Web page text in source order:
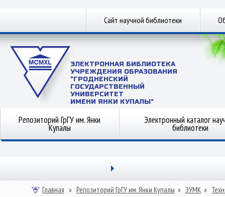
Сайт научной библиотеки
ЭЛЕКТРОННАЯ БИБЛИОТЕКА
УЧРЕЖДЕНИЯ ОБРАЗОВАНИЯ
"ГРОДНЕНСКИЙ
ГОСУДАРСТВЕННЫЙ
УНИВЕРСИТЕТ
ИМЕНИ ЯНКИ КУПАЛЫ"
Репозиторий ГрГУ им. Янки
Купалы
Электронный каталог
библиотеки
Главная » Репозиторий ГрГУ им. Янки Купалы » ЭУМК »